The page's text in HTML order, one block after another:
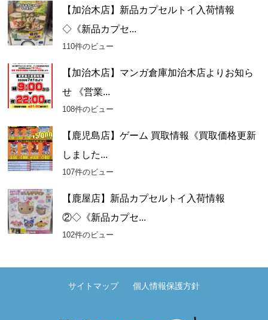
【加治木店】新品カプセルトイ入荷情報
◇《新品カプセ...
110件のビュー
【加治木店】マンガ倉庫加治木店よりお知ら
せ 《営業...
108件のビュー
【鹿児島店】ゲーム 買取情報《買取価格更新
しました...
107件のビュー
【鹿屋店】新品カプセルトイ入荷情報
②◇《新品カプセ...
102件のビュー
サイトマップ 個人情報保護方針